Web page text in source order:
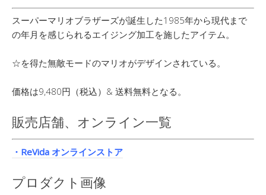
スーパーマリオブラザーズが誕生した1985年から現代まで
の年月を感じられるエイジング加工を施したアイテム。
☆を得た無敵モードのマリオがデザインされている。
価格は9,480円（税込）& 送料無料となる。
販売店舗、オンライン一覧
・ReVida オンラインストア
プロダクト画像